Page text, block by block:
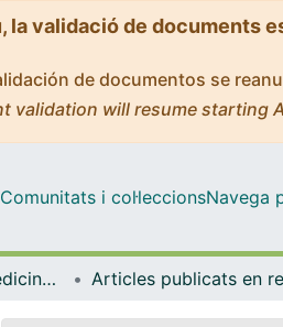
validació de documents
de documentos se
validation will resume starting
Comunitats i col·leccionsNavega
Bioquímica i Biomedicina Molecular